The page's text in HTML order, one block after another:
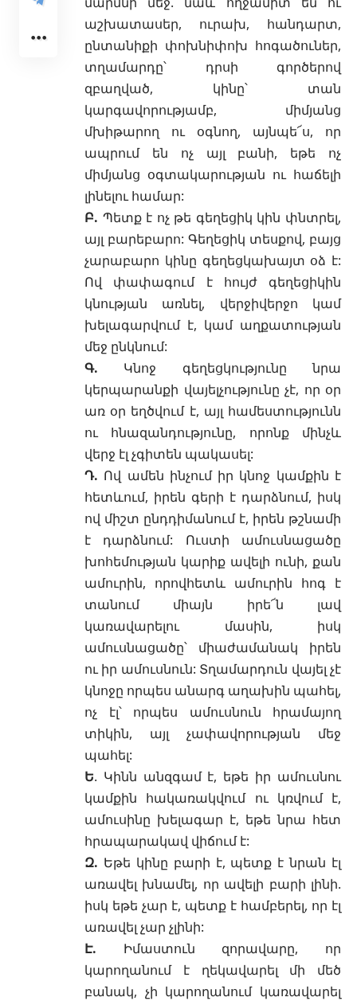
աշխատասեր, ուրախ, հանդարտ,
ընտանիքի փոխնիփոխ հոգածուներ,
տղամարդը՝ դրսի գործերով
զբաղված, կինը՝ տան
կարգավորությամբ, միմյանց
մխիթարող ու օգնող, այնպե՜ս, որ
ապրում են ոչ այլ բանի, եթե ոչ
միմյանց օգտակարության ու հաճելի
լինելու համար:
Բ. Պետք է ոչ թե գեղեցիկ կին փնտրել,
այլ բարեբարո: Գեղեցիկ տեսքով, բայց
չարաբարո կինը գեղեցկախայտ օձ է:
Ով փափագում է հույժ գեղեցիկին
կնության առնել, վերջիվերջո կամ
խելագարվում է, կամ աղքատության
մեջ ընկնում:
Գ. Կնոջ գեղեցկությունը նրա
կերպարանքի վայելչությունը չէ, որ օր
առ օր եղծվում է, այլ համեստությունն
ու հնազանդությունը, որոնք մինչև
վերջ էլ չգիտեն պակասել:
Դ. Ով ամեն ինչում իր կնոջ կամքին է
հետևում, իրեն գերի է դարձնում, իսկ
ով միշտ ընդդիմանում է, իրեն թշնամի
է դարձնում: Ուստի ամուսնացածը
խոհեմության կարիք ավելի ունի, քան
ամուրին, որովհետև ամուրին հոգ է
տանում միայն իրե՜ն լավ
կառավարելու մասին, իսկ
ամուսնացածը՝ միաժամանակ իրեն
ու իր ամուսնուն: Տղամարդուն վայել չէ
կնոջը որպես անարգ աղախին պահել,
ոչ էլ՝ որպես ամուսնուն հրամայող
տիկին, այլ չափավորության մեջ
պահել:
Ե. Կինն անզգամ է, եթե իր ամուսնու
կամքին հակառակվում ու կռվում է,
ամուսինը խելագար է, եթե նրա հետ
հրապարակավ վիճում է:
Զ. Եթե կինը բարի է, պետք է նրան էլ
առավել խնամել, որ ավելի բարի լինի.
իսկ եթե չար է, պետք է համբերել, որ էլ
առավել չար չլինի:
Է. Իմաստուն զորավարը, որ
կարողանում է ղեկավարել մի մեծ
բանակ, չի կարողանում կառավարել